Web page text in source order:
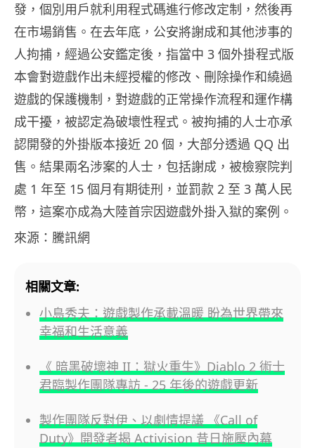
發，個別用戶就利用程式碼進行修改定制，然後再
在市場銷售。在去年底，公安將謝成和其他涉事的
人拘捕，經過公安鑑定後，指當中 3 個外掛程式版
本會對遊戲作出未經授權的修改、刪除操作和繞過
遊戲的保護機制，對遊戲的正常操作流程和運作構
成干擾，被認定為破壞性程式。被拘捕的人士亦承
認開發的外掛版本接近 20 個，大部分透過 QQ 出
售。結果兩名涉案的人士，包括謝成，被檢察院判
處 1 年至 15 個月有期徒刑，並罰款 2 至 3 萬人民
幣，這案亦成為大陸首宗因遊戲外掛入獄的案例。
來源：騰訊網
相關文章:
小島秀夫：遊戲製作承載溫暖 盼為世界帶來
幸福和生活意義
《 暗黑破壞神 II：獄火重生》Diablo 2 術士
君臨製作團隊專訪 - 25 年後的遊戲更新
製作團隊反對伊、以劇情提議 《Call of
Duty》開發者揭 Activision 昔日施壓內幕